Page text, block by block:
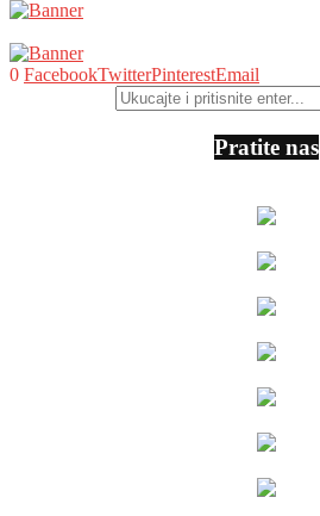
0 FacebookTwitterPinterestEmail
Pratite nas